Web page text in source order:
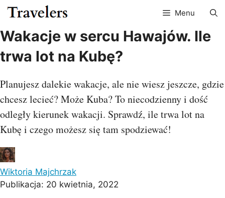
Przejdź
do
treści
Menu
Wakacje w sercu Hawajów. Ile
trwa lot na Kubę?
Planujesz dalekie wakacje, ale nie wiesz jeszcze, gdzie
chcesz lecieć? Może Kuba? To niecodzienny i dość
odległy kierunek wakacji. Sprawdź, ile trwa lot na
Kubę i czego możesz się tam spodziewać!
Wiktoria Majchrzak
Publikacja: 20 kwietnia, 2022